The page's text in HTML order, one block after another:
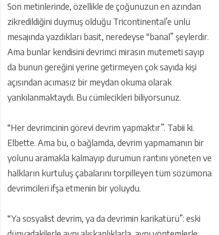
Son metinlerinde, özellikle de çoğunuzun en azından
zikredildiğini duymuş olduğu Tricontinental’e ünlü
mesajında yazdıkları basit, neredeyse “banal” şeylerdir.
Ama bunlar kendisini devrimci mirasın mutemeti sayıp
da bunun gereğini yerine getirmeyen çok sayıda kişi
açısından acımasız bir meydan okuma olarak
yankılanmaktaydı. Bu cümlecikleri biliyorsunuz.
“Her devrimcinin görevi devrim yapmaktır”. Tabii ki.
Elbette. Ama bu, o bağlamda, devrim yapmamanın bir
yolunu aramakla kalmayıp durumun rantını yöneten ve
halkların kurtuluş çabalarını torpilleyen tüm sözümona
devrimcileri ifşa etmenin bir yoluydu.
“Ya sosyalist devrim, ya da devrimin karikatürü”: eski